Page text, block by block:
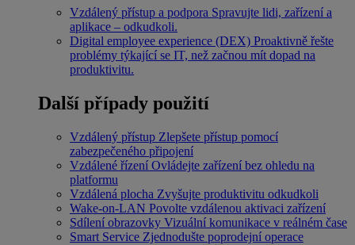
Vzdálený přístup a podpora Spravujte lidi, zařízení a
aplikace – odkudkoli.
Digital employee experience (DEX) Proaktivně řešte
problémy týkající se IT, než začnou mít dopad na
produktivitu.
Další případy použití
Vzdálený přístup Zlepšete přístup pomocí
zabezpečeného připojení
Vzdálené řízení Ovládejte zařízení bez ohledu na
platformu
Vzdálená plocha Zvyšujte produktivitu odkudkoli
Wake-on-LAN Povolte vzdálenou aktivaci zařízení
Sdílení obrazovky Vizuální komunikace v reálném čase
Smart Service Zjednodušte poprodejní operace